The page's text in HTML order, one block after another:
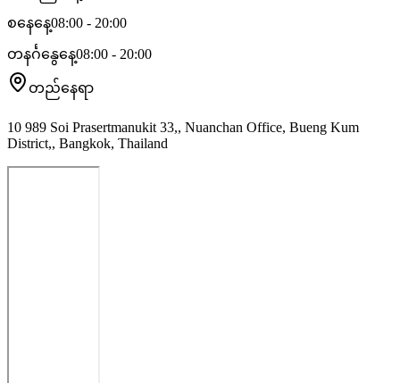
စနေနေ့08:00 - 20:00
တနင်္ဂနွေနေ့08:00 - 20:00
တည်နေရာ
10 989 Soi Prasertmanukit 33,, Nuanchan Office, Bueng Kum
District,, Bangkok, Thailand